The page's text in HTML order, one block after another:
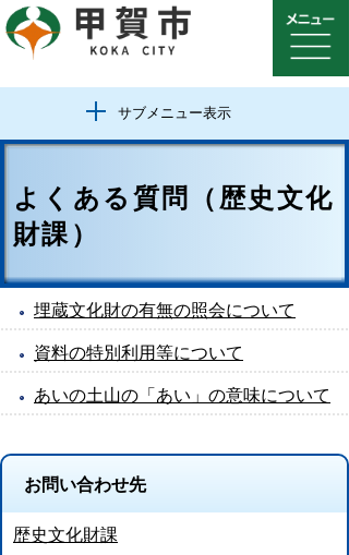
サブメニュー表示
よくある質問（歴史文化
財課）
埋蔵文化財の有無の照会について
資料の特別利用等について
あいの土山の「あい」の意味について
お問い合わせ先
歴史文化財課